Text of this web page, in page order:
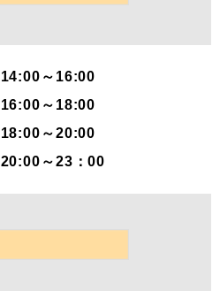
14:00～16:00
16:00～18:00
18:00～20:00
20:00～23：00